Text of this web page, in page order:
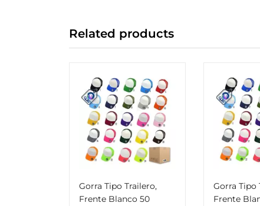
Related products
Gorra Tipo Trailero,
Frente Blanco 50
Gorra Tipo
Frente